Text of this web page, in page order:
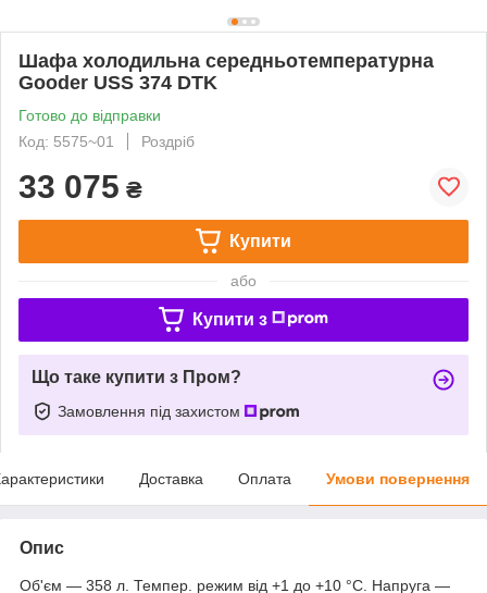
Шафа холодильна середньотемпературна
Gooder USS 374 DTK
Готово до відправки
Код: 5575~01
Роздріб
33 075 ₴
Купити
або
Купити з
Що таке купити з Пром?
Замовлення під захистом
Доставка Оплата Умови повернення
Опис
Об'єм — 358 л. Темпер. режим від +1 до +10 °C. Напруга —